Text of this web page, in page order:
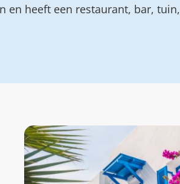
en heeft een restaurant, bar, tuin,